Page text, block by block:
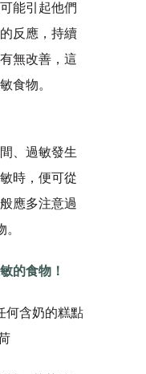
能引起他們
反應，持續
無改善，這
食物。
、過敏發生
時，便可從
應多注意過
的食物！
何含奶的糕點